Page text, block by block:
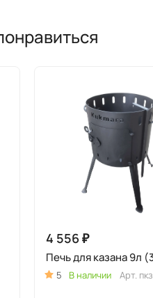
4 556 ₽
Печь для казана 9л
5 В наличии Арт.